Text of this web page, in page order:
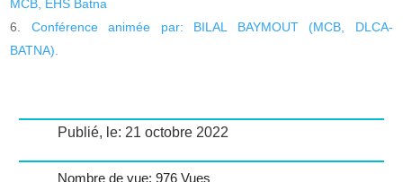
MCB, EHS Batna
Conférence animée par: BILAL BAYMOUT (MCB, DLCA-
BATNA).
Publié, le: 21 octobre 2022
Nombre de vue: 976 Vues